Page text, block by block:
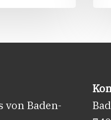
ist
am
von Baden-